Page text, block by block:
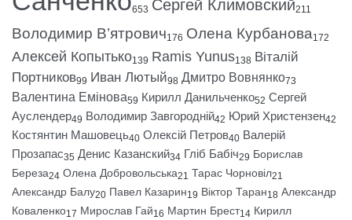
653 Сергей Климовский211
Володимир В’ятрович176 Олена Курбанова172
Алексей Копытько139 Ramis Yunus138 Віталій
Портников99 Иван Лютый98 Дмитро Вовнянко73
Валентина Емінова59 Кирилл Данильченко52 Сергей
Ауслендер49 Володимир Завгородній42 Юрий Христензен42
Костянтин Машовець40 Олексій Петров40 Валерій
Прозапас35 Денис Казанский34 Гліб Бабіч29 Борислав
Береза24 Олена Добровольська21 Тарас Чорновіл21
Александр Балу20 Павел Казарин19 Віктор Таран18 Александр
Коваленко17 Мирослав Гай16 Мартин Брест14 Кирилл